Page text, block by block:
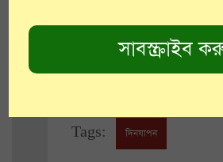
আসার আহ্বান জানিয়েছে।
Tags: দিনযাপন